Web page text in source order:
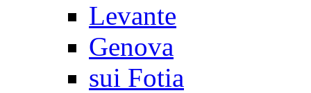
Levante
Genova
sui Fotia